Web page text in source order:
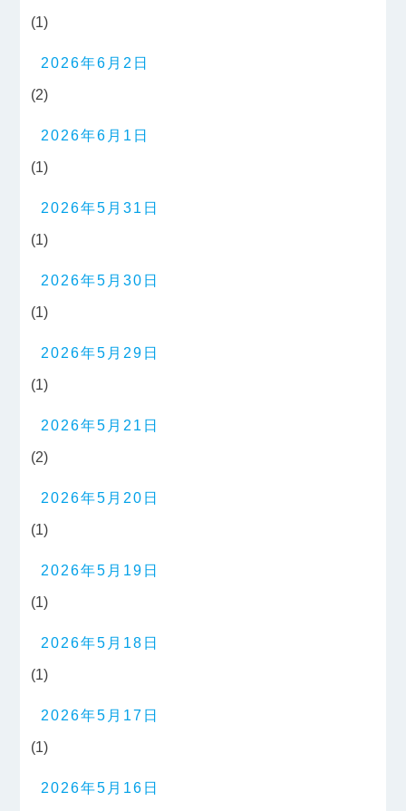
(1)
2026年6月2日
(2)
2026年6月1日
(1)
2026年5月31日
(1)
2026年5月30日
(1)
2026年5月29日
(1)
2026年5月21日
(2)
2026年5月20日
(1)
2026年5月19日
(1)
2026年5月18日
(1)
2026年5月17日
(1)
2026年5月16日